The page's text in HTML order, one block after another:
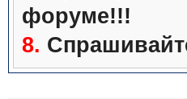
форуме!!!
8.